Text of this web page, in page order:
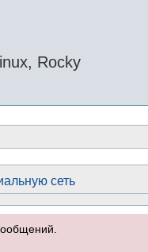
Rocky
сеть